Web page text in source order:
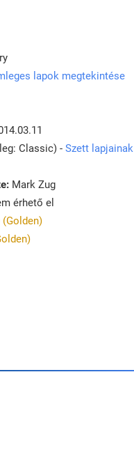
lapok megtekintése
Classic) - Szett lapjainak
Mark Zug
érhető el
(Golden)